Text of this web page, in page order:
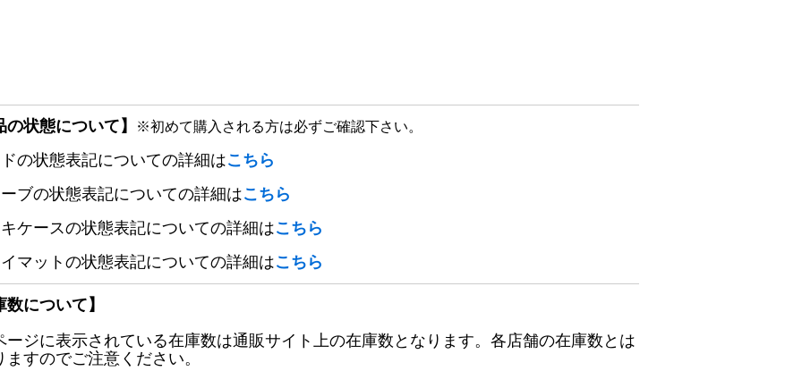
の状態について】 ※初めて購入される方は必ずご確認下さい。
の状態表記についての詳細はこちら
ブの状態表記についての詳細はこちら
ケースの状態表記についての詳細はこちら
マットの状態表記についての詳細はこちら
数について】
ージに表示されている在庫数は通販サイト上の在庫数となります。各店舗の在庫数とは
ますのでご注意ください。